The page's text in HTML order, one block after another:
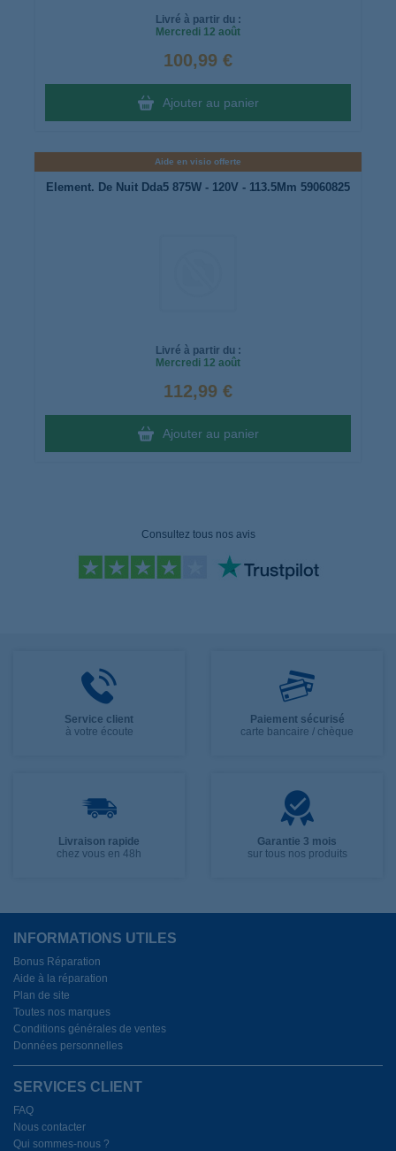
Livré à partir du :
Mercredi 12 août
100,99 €
Ajouter au panier
Aide en visio offerte
Element. De Nuit Dda5 875W - 120V - 113.5Mm 59060825
Livré à partir du :
Mercredi 12 août
112,99 €
Ajouter au panier
Consultez tous nos avis
Service client
à votre écoute
Paiement sécurisé
carte bancaire / chèque
Livraison rapide
chez vous en 48h
Garantie 3 mois
sur tous nos produits
INFORMATIONS UTILES
Bonus Réparation
Aide à la réparation
Plan de site
Toutes nos marques
Conditions générales de ventes
Données personnelles
SERVICES CLIENT
FAQ
Nous contacter
Qui sommes-nous ?